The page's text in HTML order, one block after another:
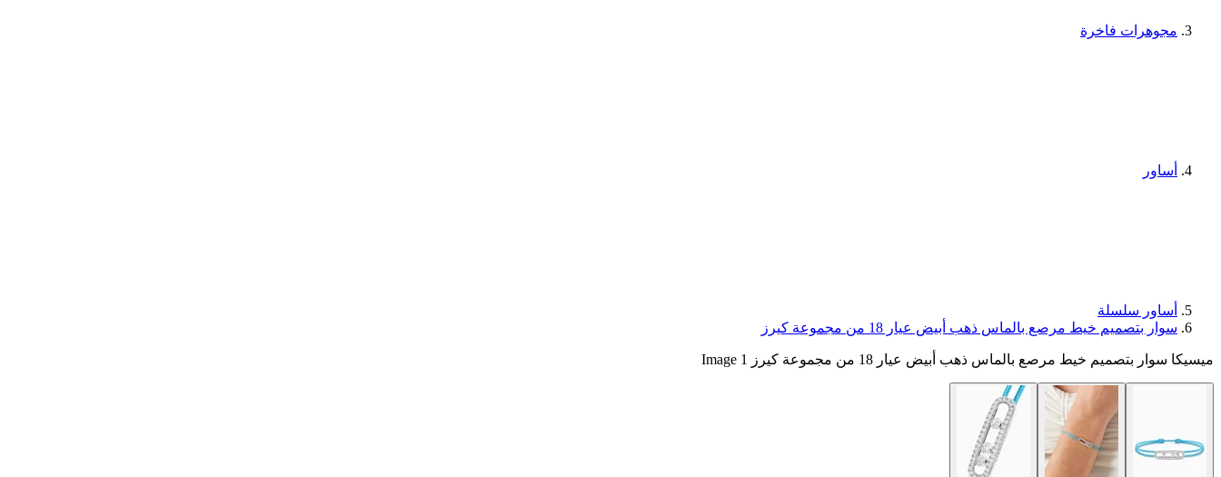
مجوهرات فاخرة
أساور
أساور سلسلة
سوار بتصميم خيط مرصع بالماس ذهب أبيض عيار 18 من مجموعة كيرز
ميسيكا سوار بتصميم خيط مرصع بالماس ذهب أبيض عيار 18 من مجموعة كيرز Image 1